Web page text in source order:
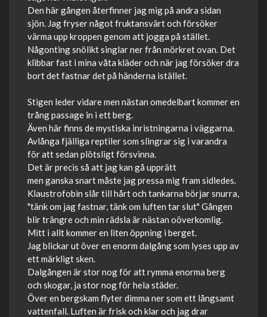
Den här gången återfinner jag mig på andra sidan
sjön. Jag fryser något fruktansvärt och försöker
värma upp kroppen genom att jogga på stället.
Någonting snölikt singlar ner från mörkret ovan. Det
klibbar fast i mina våta kläder och när jag försöker dra
bort det fastnar det på händerna istället.
Stigen leder vidare men nästan omedelbart kommer en
trång passage in i ett berg.
Även här finns de mystiska inristningarna i väggarna.
Avlånga fjälliga reptiler som slingrar sig i varandra
för att sedan plötsligt försvinna.
Det är precis så att jag kan gå upprätt
men ganska snart måste jag pressa mig fram sidledes.
Klaustrofobin slår till hårt och tankarna börjar snurra,
"tänk om jag fastnar, tänk om luften tar slut" Gången
blir trängre och min rädsla är nästan oöverkomlig.
Mitt i allt kommer en liten öppning i berget.
Jag blickar ut över en enorm dalgång som lyses upp av
ett märkligt sken.
Dalgången är stor nog för att rymma enorma berg
och skogar, ja stor nog för hela städer.
Över en bergskam flyter dimma ner som ett långsamt
vattenfall. Luften är frisk och klar och jag drar